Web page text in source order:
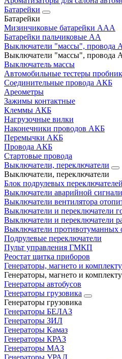
Батарейки
Батарейки
Мизинчиковые батарейки AAA
Батарейки пальчиковые АА
Выключатели "массы", провода
Выключатели "массы", провода
Выключатель массы
Автомобильные тестеры
Соединительные провода АКБ
Ареометры
Зажимы контактные
Клеммы АКБ
Нагрузочные вилки
Наконечники проводов АКБ
Перемычки АКБ
Провода АКБ
Стартовые провода
Выключатели, переключатели
Выключатели, переключатели
Блок подрулевых переключателей
Выключатели аварийной
Выключатели вентилятора
Выключатели и переключатели
Выключатели и переключатели
Выключатели противотуманных
Подрулевые переключатели
Пульт управления ГМКП
Реостат щитка приборов
Генераторы, магнето и
Генераторы, магнето и
Генераторы автобусов
Генераторы грузовика
Генераторы грузовика
Генераторы БЕЛАЗ
Генераторы ЗИЛ
Генераторы Камаз
Генераторы КРАЗ
Генераторы МАЗ